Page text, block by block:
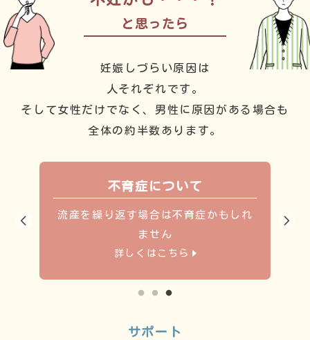
と思ったら
妊娠しづらい原因は
人それぞれです。
そして女性だけでなく、男性に原因がある場合も
全体の約半数あります。
不育症について
流産を繰り返す場合は不育症かもしれ
ません
詳しくはこちら
サポート